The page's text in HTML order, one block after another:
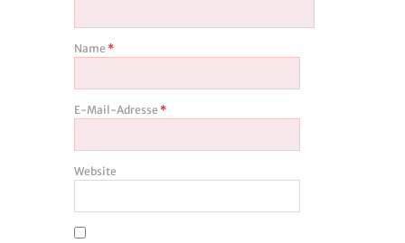
Name *
E-Mail-Adresse *
Website